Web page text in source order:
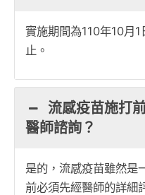
實施期間為110年10月
止。
流感疫苗施打
醫師諮詢？
是的，流感疫苗雖然是
前必須先經醫師的詳細